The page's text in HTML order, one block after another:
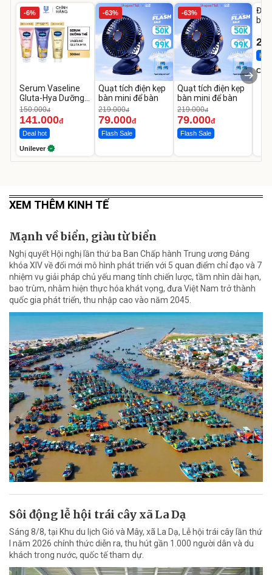
-6%
Serum Vaseline
Gluta-Hya Dưỡng
Da Sáng Mịn Sau 7
Ngày
150.000đ
141.000đ
Deal hot
Unilever
-63%
Quạt tích điện kẹp
bàn mini để bàn
219.000đ
79.000đ
Flash Sale
-63%
Quạt tích điện kẹp
bàn mini để bàn
219.000đ
79.000đ
Flash Sale
Đai
bé
Hot
XEM THÊM KINH TẾ
Mạnh về biển, giàu từ biển
Nghị quyết Hội nghị lần thứ ba Ban Chấp hành Trung ương Đảng
khóa XIV về đổi mới mô hình phát triển với 5 quan điểm chỉ đạo và 7
nhiệm vụ giải pháp chủ yếu mang tính chiến lược, tầm nhìn dài hạn,
bao trùm, nhằm hiện thực hóa khát vọng, đưa Việt Nam trở thành
quốc gia phát triển, thu nhập cao vào năm 2045.
Sôi động lễ hội trái cây xã La Dạ
Sáng 8/8, tại Khu du lịch Gió và Mây, xã La Dạ, Lễ hội trái cây lần thứ
I năm 2026 chính thức diễn ra, thu hút gần 1.000 người dân và du
khách trong nước, quốc tế tham dự.